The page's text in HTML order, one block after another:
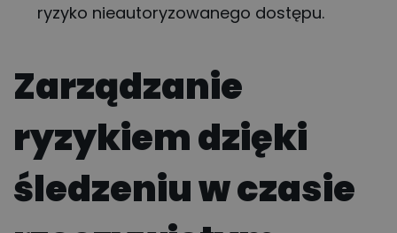
ryzyko nieautoryzowanego dostępu.
Zarządzanie
ryzykiem dzięki
śledzeniu w czasie